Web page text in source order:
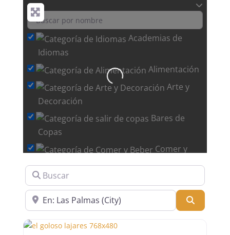
Cargando…
Academias de
Idiomas
Alimentación
Arte y
Decoración
Bares de
Copas
Comer y
Beber
Diseño Web
Farmacias
Herramientas y Bricolage
Buscar
Cerca de Buscar